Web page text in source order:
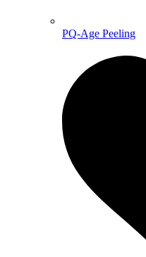
PQ-Age Peeling